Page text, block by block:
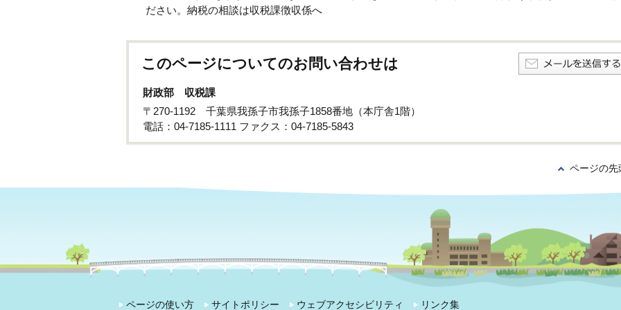
ださい。納税の相談は収税課徴収係へ
このページについてのお問い合わせは
財政部 収税課
〒270-1192 千葉県我孫子市我孫子1858番地（本庁舎1階）
電話：04-7185-1111 ファクス：04-7185-5843
ページの先
ページの使い方 サイトポリシー ウェブアクセシビリティ リンク集